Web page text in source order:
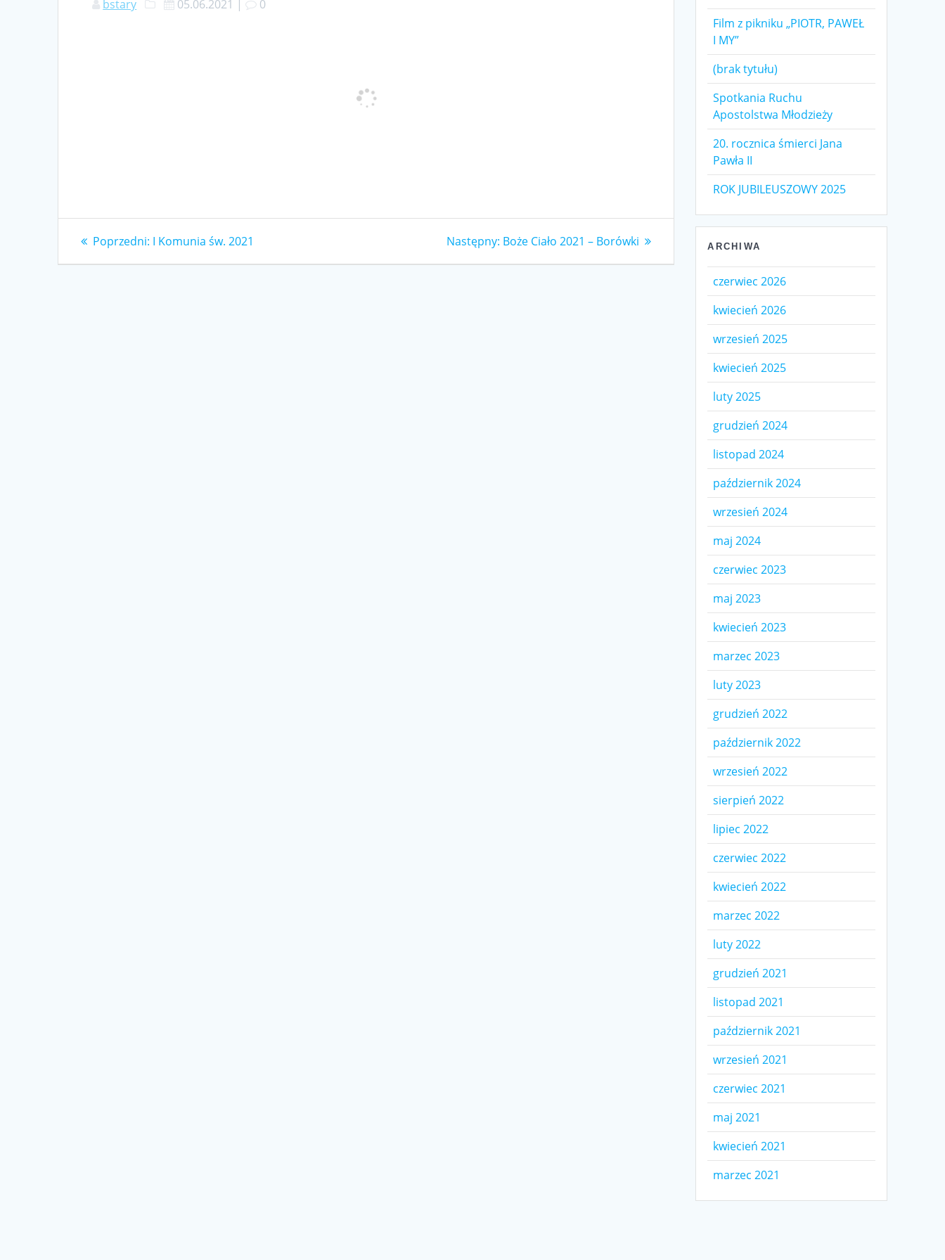
bstary 05.06.2021 | 0
Nawigacja
wpisu
Poprzedni: Poprzedni
I Komunia św. 2021 Następny: Następny
Boże Ciało 2021 – Borówki
Film z pikniku „PIOTR, PAWEŁ
I MY”
(brak tytułu)
Spotkania Ruchu
Apostolstwa Młodzieży
20. rocznica śmierci Jana
Pawła II
ROK JUBILEUSZOWY 2025
ARCHIWA
czerwiec 2026
kwiecień 2026
wrzesień 2025
kwiecień 2025
luty 2025
grudzień 2024
listopad 2024
październik 2024
wrzesień 2024
maj 2024
czerwiec 2023
maj 2023
kwiecień 2023
marzec 2023
luty 2023
grudzień 2022
październik 2022
wrzesień 2022
sierpień 2022
lipiec 2022
czerwiec 2022
kwiecień 2022
marzec 2022
luty 2022
grudzień 2021
listopad 2021
październik 2021
wrzesień 2021
czerwiec 2021
maj 2021
kwiecień 2021
marzec 2021